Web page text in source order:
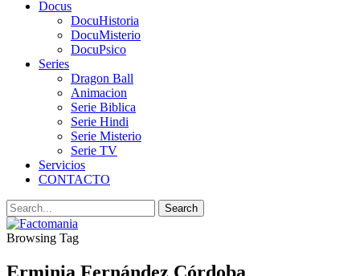
Docus
DocuHistoria
DocuMisterio
DocuPsico
Series
Dragon Ball
Animacion
Serie Biblica
Serie Hindi
Serie Misterio
Serie TV
Servicios
CONTACTO
Browsing Tag